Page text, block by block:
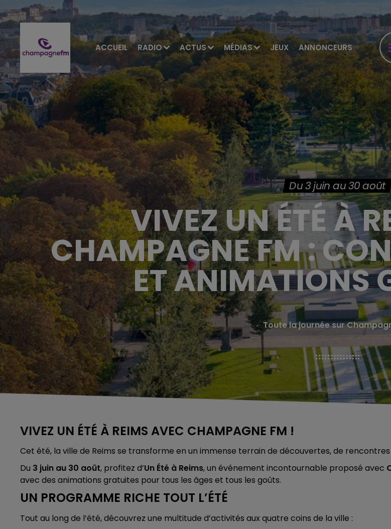
ACCUEIL RADIO ACTUS MÉDIAS JEUX ANNONCEURS
6h00 - 10h00
LA FAMILLE
10h00 - 14h00
LE TICKET DE CAISSE
Du 3 juin au 30 août
VIVEZ UN ÉTÉ À
CHAMPAGNE FM :
ET ANIMATIONS
Toute la journée sur
VIVEZ UN ÉTÉ À REIMS AVEC CHAMPAGNE FM !
Cet été, la ville de Reims se transforme en un immense terrain de découvertes, de
Du 3 juin au 30 août, profitez d’Un Été à Reims, un événement incontournable proposé avec
avec des animations gratuites pour tous les âges et tous les goûts.
UN PROGRAMME RICHE TOUT L’ÉTÉ
Tout au long de l’été, découvrez une multitude d’activités aux quatre coins de la ville :